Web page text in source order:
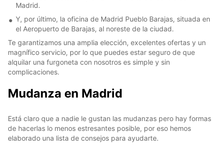
Madrid.
Y, por último, la oficina de Madrid Pueblo Barajas, situada en
el Aeropuerto de Barajas, al noreste de la ciudad.
Te garantizamos una amplia elección, excelentes ofertas y un
magnífico servicio, por lo que puedes estar seguro de que
alquilar una furgoneta con nosotros es simple y sin
complicaciones.
Mudanza en Madrid
Está claro que a nadie le gustan las mudanzas pero hay formas
de hacerlas lo menos estresantes posible, por eso hemos
elaborado una lista de consejos para ayudarte.